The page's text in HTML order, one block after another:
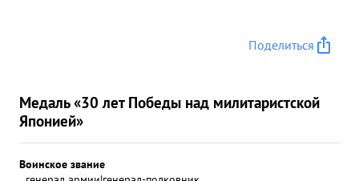
Поделиться
Медаль «30 лет Победы над милитаристской
Японией»
Воинское звание